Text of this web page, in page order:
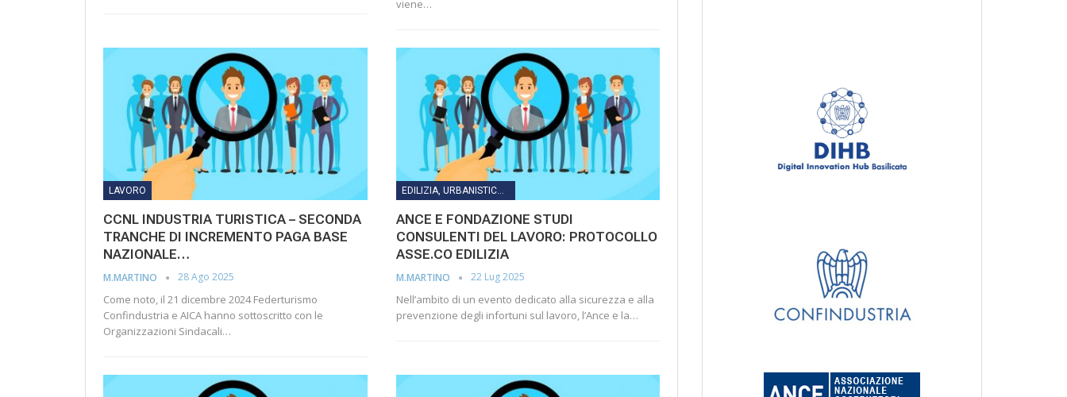
viene…
LAVORO
CCNL INDUSTRIA TURISTICA – SECONDA
TRANCHE DI INCREMENTO PAGA BASE
NAZIONALE…
M.MARTINO 28 Ago 2025
Come noto, il 21 dicembre 2024 Federturismo
Confindustria e AICA hanno sottoscritto con le
Organizzazioni Sindacali…
EDILIZIA, URBANISTICA, LAVORI PUBBLICI, INFRASTRUTTURE E TRASPORTI
ANCE E FONDAZIONE STUDI
CONSULENTI DEL LAVORO: PROTOCOLLO
ASSE.CO EDILIZIA
M.MARTINO 22 Lug 2025
Nell’ambito di un evento dedicato alla sicurezza e alla
prevenzione degli infortuni sul lavoro, l’Ance e la…